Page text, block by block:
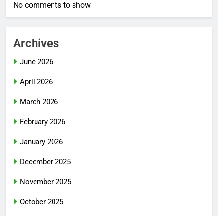
No comments to show.
Archives
June 2026
April 2026
March 2026
February 2026
January 2026
December 2025
November 2025
October 2025